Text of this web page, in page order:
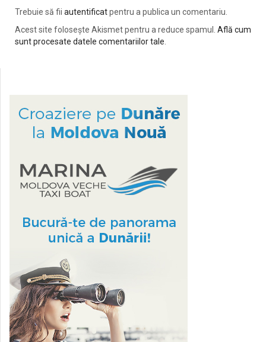
Trebuie să fii autentificatpentru a publica un comentariu.
Acest site folosește Akismet pentru a reduce spamul. Află cum
sunt procesate datele comentariilor tale